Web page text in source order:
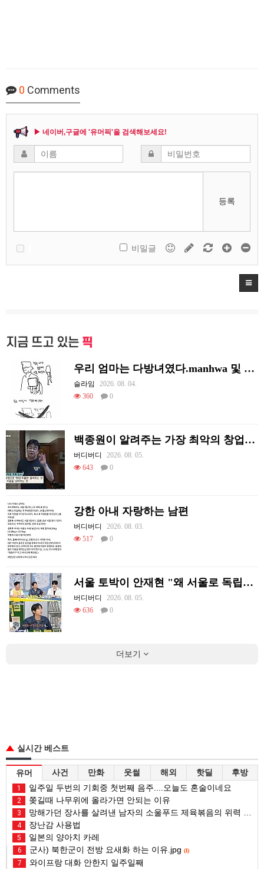
0 Comments
▶ 네이버,구글에 '유머픽'을 검색해보세요!
등록
비밀글
지금 뜨고 있는 픽
우리 엄마는 다방녀였다.manhwa 및 후기
슬라임
2026. 08. 04.
360
0
백종원이 알려주는 가장 최악의 창업과정 .JPG
버디버디
2026. 08. 05.
643
0
강한 아내 자랑하는 남편
버디버디
2026. 08. 03.
517
0
서울 토박이 안재현 "왜 서울로 독립해?"
버디버디
2026. 08. 05.
636
0
더보기
실시간 베스트
유머 사건 만화 웃썰 해외 핫딜 후방
1 일주일 두번의 기회중 첫번째 음주....오늘도 혼술이네요
2 쫒길때 나무위에 올라가면 안되는 이유
3 망해가던 장사를 살려낸 남자의 소울푸드 제육볶음의 위력 ㅋㅋ
4 장난감 사용법
5 일본의 양아치 카레
6 군사) 북한군이 전방 요새화 하는 이유.jpg (1)
7 와이프랑 대화 안한지 일주일째